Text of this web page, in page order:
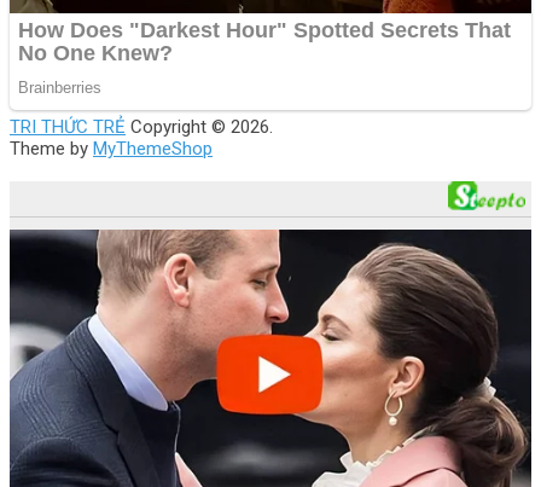
TRI THỨC TRẺ Copyright © 2026.
Theme by MyThemeShop